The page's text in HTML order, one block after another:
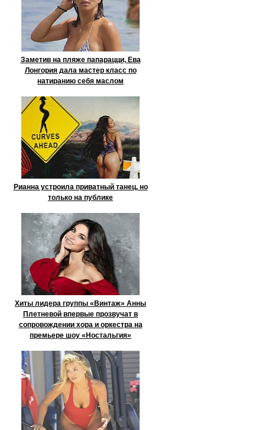
Заметив на пляже папарацци, Ева
Лонгория дала мастер класс по
натиранию себя маслом
Рианна устроила приватный танец, но
только на публике
Хиты лидера группы «Винтаж» Анны
Плетневой впервые прозвучат в
сопровождении хора и оркестра на
премьере шоу «Ностальгия»